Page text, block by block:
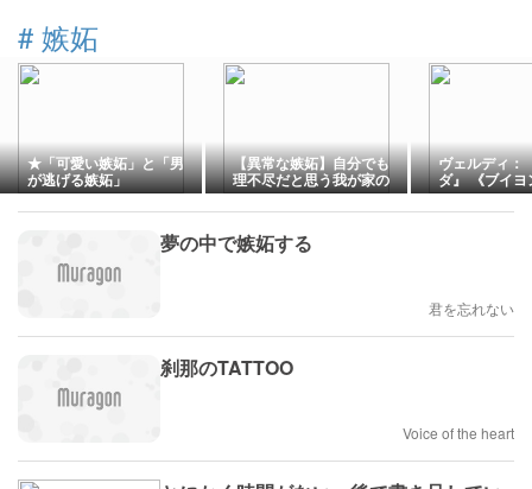
# 嫉妬
★「可愛い嫉妬」と「男
が逃げる嫉妬」
【異常な嫉妬】自分でも
理不尽だと思う我が家の
鉄の掟
ヴェルディ：
ダ』 《ブイ
アムネリス
ことの”いさ
夢の中で嫉妬する
君を忘れない
刹那のTATTOO
Voice of the heart